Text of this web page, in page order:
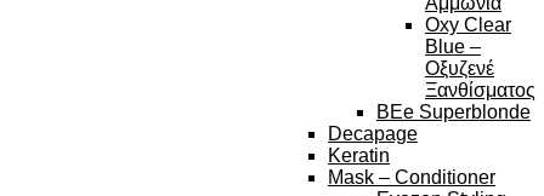
Oxy Clear
Blue –
Οξυζενέ
Ξανθίσματος
BEe Superblonde
Decapage
Keratin
Mask – Conditioner